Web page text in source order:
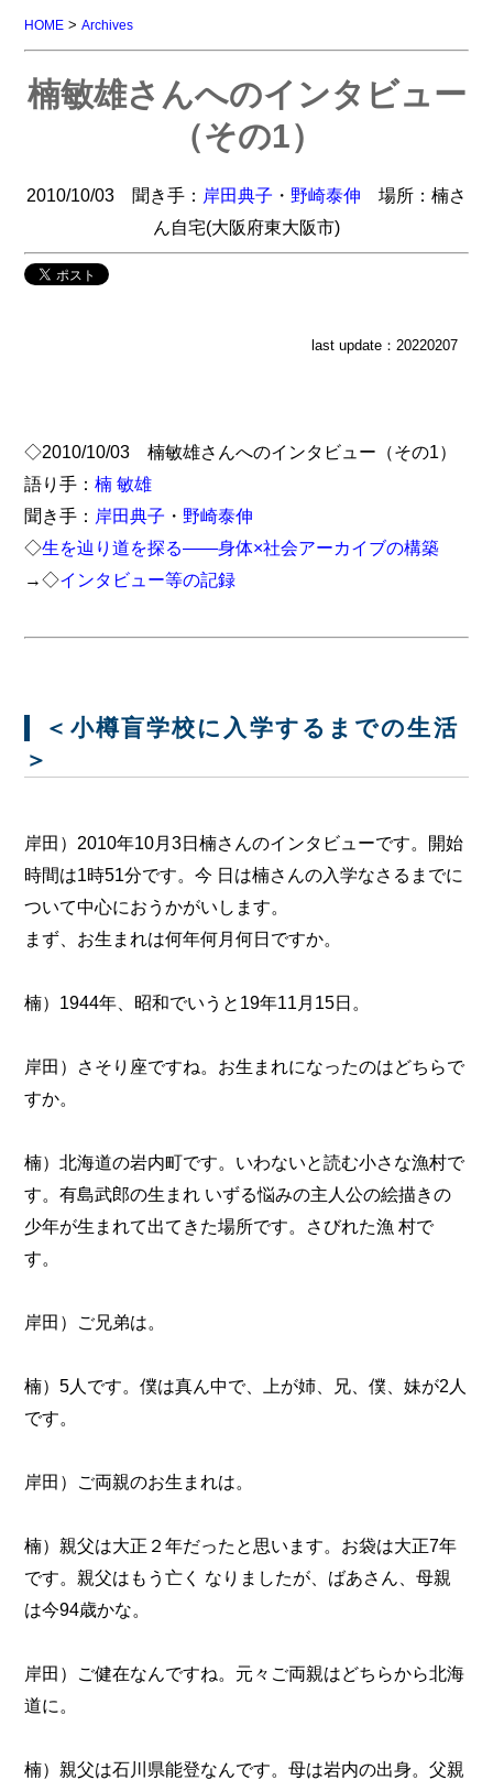
HOME >Archives
楠敏雄さんへのインタビュー
（その1）
2010/10/03 聞き手： 岸田典子 ・ 野崎泰伸 場所：楠さ
ん自宅(大阪府東大阪市)
last update：20220207
◇2010/10/03 楠敏雄さんへのインタビュー（その1）
語り手：楠 敏雄
聞き手： 岸田典子 ・ 野崎泰伸
◇生を辿り道を探る――身体×社会アーカイブの構築
→◇インタビュー等の記録
＜小樽盲学校に入学するまでの生活
＞
岸田）2010年10月3日楠さんのインタビューです。開始
時間は1時51分です。今 日は楠さんの入学なさるまでに
ついて中心におうかがいします。
まず、お生まれは何年何月何日ですか。
楠）1944年、昭和でいうと19年11月15日。
岸田）さそり座ですね。お生まれになったのはどちらで
すか。
楠）北海道の岩内町です。いわないと読む小さな漁村で
す。有島武郎の生まれ いずる悩みの主人公の絵描きの
少年が生まれて出てきた場所です。さびれた漁 村で
す。
岸田）ご兄弟は。
楠）5人です。僕は真ん中で、上が姉、兄、僕、妹が2人
です。
岸田）ご両親のお生まれは。
楠）親父は大正２年だったと思います。お袋は大正7年
です。親父はもう亡く なりましたが、ばあさん、母親
は今94歳かな。
岸田）ご健在なんですね。元々ご両親はどちらから北海
道に。
楠）親父は石川県能登なんです。母は岩内の出身。父親